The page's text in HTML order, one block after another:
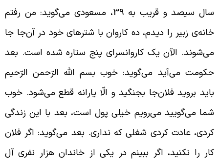
سال سیصد و قریب به 39، مسعودی می‌گوید: من رفتم
زبیر را دیدم، ده کاروان با شترهای خود در آن‌جا جا
الآن یک کاروانسرای پنج ستاره شده است. بعد
می‌آید می‌گوید: خوب بسم الله الرّحمن الرّحیم
بروید فلان‌جا بجنگید و الّا یارانه قطع می‌شود. خوب
می‌گویید می‌رویم خیلی پول است، بعد با این زندگی
عادت کردی شغلی که نداری. بعد می‌گوید: اگر فلان
را نکنید، اگر ببینم در یکی از خاندان هزار نفری آل